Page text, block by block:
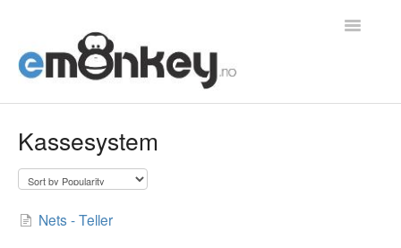
Toggle
Kassesystem
Nets - Teller